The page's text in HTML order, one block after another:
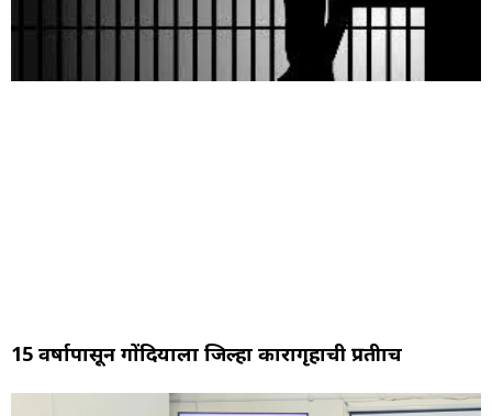
15 वर्षापासून गोंदियाला जिल्हा कारागृहाची प्रतीक्षाच